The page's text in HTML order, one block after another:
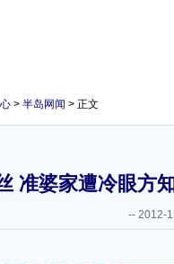
> 半岛网闻 > 正文
准婆家遭冷眼方
-- 2012-